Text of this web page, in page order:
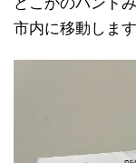
市内に移動します